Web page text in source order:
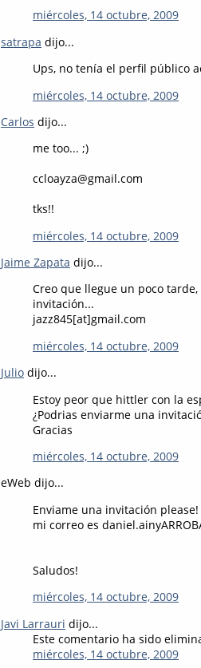
miércoles, 14 octubre, 2009
satrapa dijo...
Ups, no tenía el perfil público
miércoles, 14 octubre, 2009
Carlos dijo...
me too... ;)
ccloayza@gmail.com
tks!!
miércoles, 14 octubre, 2009
Jaime Zapata dijo...
Creo que llegue un poco
invitación...
jazz845[at]gmail.com
miércoles, 14 octubre, 2009
Julio dijo...
Estoy peor que hittler con la
¿Podrias enviarme una
Gracias
miércoles, 14 octubre, 2009
eWeb dijo...
Enviame una invitación please!
mi correo es
Saludos!
miércoles, 14 octubre, 2009
Javi Larrauri dijo...
Este comentario ha sido
miércoles, 14 octubre, 2009